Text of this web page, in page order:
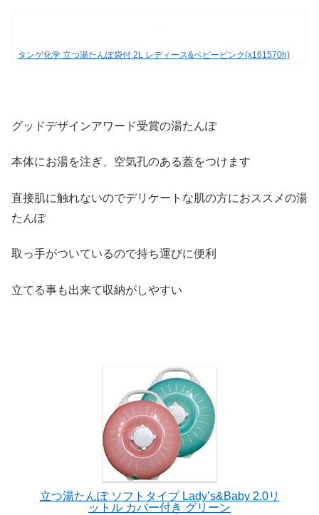
タンゲ化学 立つ湯たんぽ袋付 2L レディース&ベビーピンク(x161570h)
グッドデザインアワード受賞の湯たんぽ
本体にお湯を注ぎ、空気孔のある蓋をつけます
直接肌に触れないのでデリケートな肌の方におススメの湯
たんぽ
取っ手がついているので持ち運びに便利
立てる事も出来て収納がしやすい
立つ湯たんぽ ソフトタイプ Lady’s&Baby 2.0リ
ットル カバー付き グリーン